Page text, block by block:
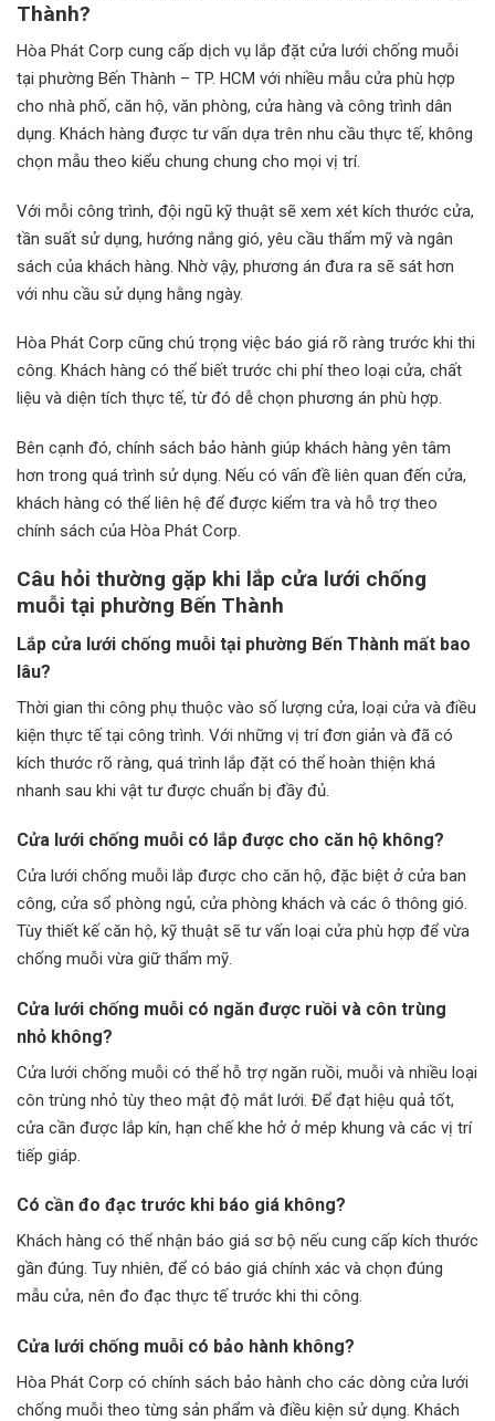
Thành?
Hòa Phát Corp cung cấp dịch vụ lắp đặt cửa lưới chống muỗi
tại phường Bến Thành – TP. HCM với nhiều mẫu cửa phù hợp
cho nhà phố, căn hộ, văn phòng, cửa hàng và công trình dân
dụng. Khách hàng được tư vấn dựa trên nhu cầu thực tế, không
chọn mẫu theo kiểu chung chung cho mọi vị trí.
Với mỗi công trình, đội ngũ kỹ thuật sẽ xem xét kích thước cửa,
tần suất sử dụng, hướng nắng gió, yêu cầu thẩm mỹ và ngân
sách của khách hàng. Nhờ vậy, phương án đưa ra sẽ sát hơn
với nhu cầu sử dụng hằng ngày.
Hòa Phát Corp cũng chú trọng việc báo giá rõ ràng trước khi thi
công. Khách hàng có thể biết trước chi phí theo loại cửa, chất
liệu và diện tích thực tế, từ đó dễ chọn phương án phù hợp.
Bên cạnh đó, chính sách bảo hành giúp khách hàng yên tâm
hơn trong quá trình sử dụng. Nếu có vấn đề liên quan đến cửa,
khách hàng có thể liên hệ để được kiểm tra và hỗ trợ theo
chính sách của Hòa Phát Corp.
Câu hỏi thường gặp khi lắp cửa lưới chống
muỗi tại phường Bến Thành
Lắp cửa lưới chống muỗi tại phường Bến Thành mất bao
lâu?
Thời gian thi công phụ thuộc vào số lượng cửa, loại cửa và điều
kiện thực tế tại công trình. Với những vị trí đơn giản và đã có
kích thước rõ ràng, quá trình lắp đặt có thể hoàn thiện khá
nhanh sau khi vật tư được chuẩn bị đầy đủ.
Cửa lưới chống muỗi có lắp được cho căn hộ không?
Cửa lưới chống muỗi lắp được cho căn hộ, đặc biệt ở cửa ban
công, cửa sổ phòng ngủ, cửa phòng khách và các ô thông gió.
Tùy thiết kế căn hộ, kỹ thuật sẽ tư vấn loại cửa phù hợp để vừa
chống muỗi vừa giữ thẩm mỹ.
Cửa lưới chống muỗi có ngăn được ruồi và côn trùng
nhỏ không?
Cửa lưới chống muỗi có thể hỗ trợ ngăn ruồi, muỗi và nhiều loại
côn trùng nhỏ tùy theo mật độ mắt lưới. Để đạt hiệu quả tốt,
cửa cần được lắp kín, hạn chế khe hở ở mép khung và các vị trí
tiếp giáp.
Có cần đo đạc trước khi báo giá không?
Khách hàng có thể nhận báo giá sơ bộ nếu cung cấp kích thước
gần đúng. Tuy nhiên, để có báo giá chính xác và chọn đúng
mẫu cửa, nên đo đạc thực tế trước khi thi công.
Cửa lưới chống muỗi có bảo hành không?
Hòa Phát Corp có chính sách bảo hành cho các dòng cửa lưới
chống muỗi theo từng sản phẩm và điều kiện sử dụng. Khách